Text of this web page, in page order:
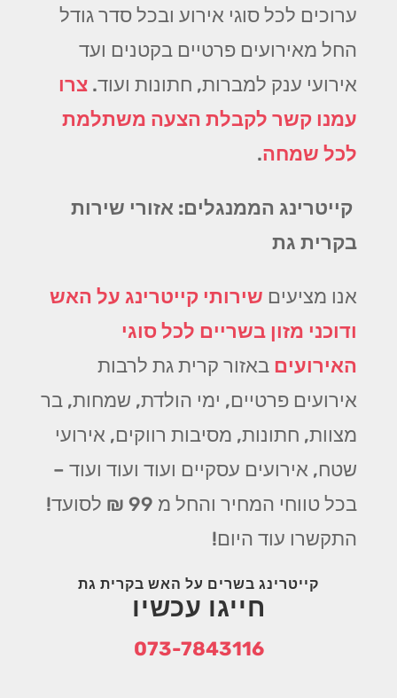
ערוכים לכל סוגי אירוע ובכל סדר גודל
החל מאירועים פרטיים בקטנים ועד
אירועי ענק למברות, חתונות ועוד. צרו
עמנו קשר לקבלת הצעה משתלמת
לכל שמחה.
קייטרינג הממנגלים: אזורי שירות
בקרית גת
אנו מציעים שירותי קייטרינג על האש
ודוכני מזון בשריים לכל סוגי
האירועים באזור קרית גת לרבות
אירועים פרטיים, ימי הולדת, שמחות, בר
מצוות, חתונות, מסיבות רווקים, אירועי
שטח, אירועים עסקיים ועוד ועוד ועוד –
בכל טווחי המחיר והחל מ 99 ₪ לסועד!
התקשרו עוד היום!
קייטרינג בשרים על האש בקרית גת
חייגו עכשיו
073-7843116